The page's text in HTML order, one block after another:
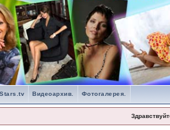
Видеоархив. Фотогалерея.